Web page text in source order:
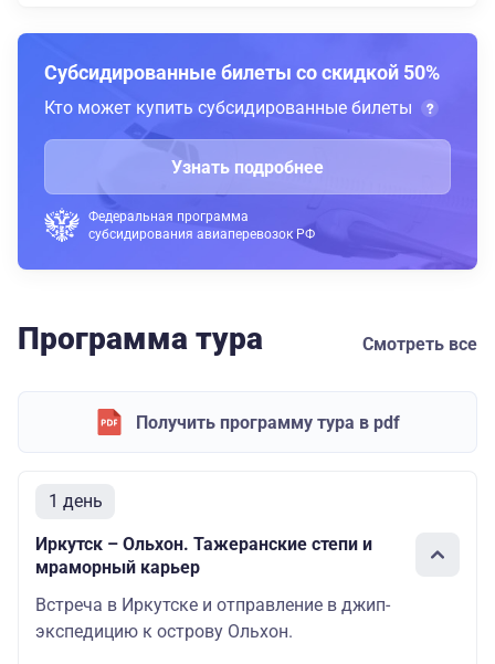
Субсидированные билеты со скидкой 50%
Кто может купить субсидированные билеты
Узнать подробнее
Федеральная программа
субсидирования авиаперевозок РФ
Программа тура Смотреть все
Получить программу тура в pdf
1 день
Иркутск – Ольхон. Тажеранские степи и
мраморный карьер
Встреча в Иркутске и отправление в джип-
экспедицию к острову Ольхон.